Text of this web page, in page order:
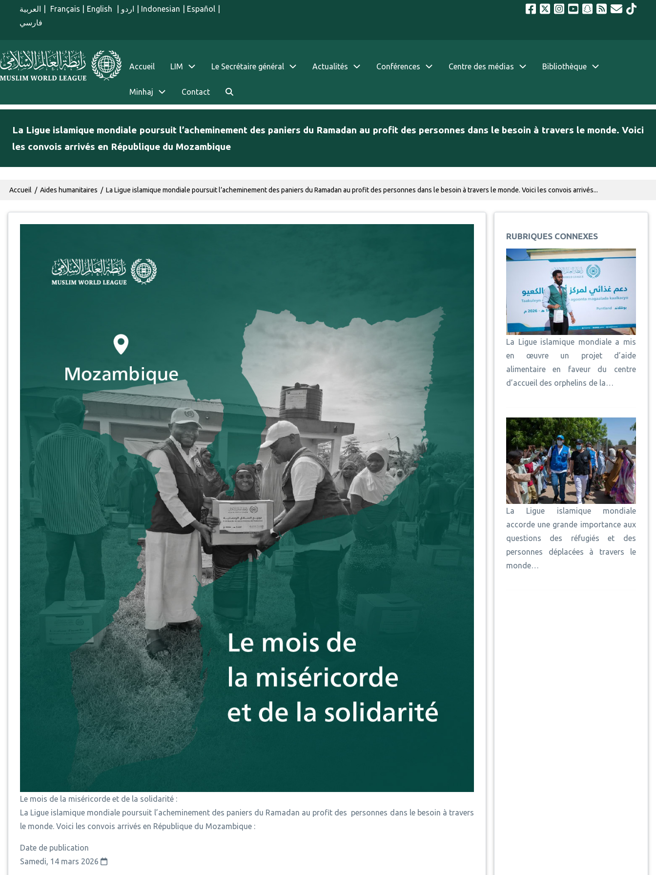
Aller au contenu principal
العربية Français English اردو Indonesian Español
فارسي
menu french
Accueil LIM Le Secrétaire général Actualités Conférences Centre des médias Bibliothèque
Minhaj Contact
La Ligue islamique mondiale poursuit l’acheminement des paniers du Ramadan au profit des personnes dans le besoin à travers le monde. Voici
les convois arrivés en République du Mozambique
Fil d'Ariane
Accueil Aides humanitaires La Ligue islamique mondiale poursuit l’acheminement des paniers du Ramadan au profit des personnes dans le besoin à travers le monde. Voici les convois arrivés...
Le mois de la miséricorde et de la solidarité :
La Ligue islamique mondiale poursuit l’acheminement des paniers du Ramadan au profit des personnes dans le besoin à travers
le monde. Voici les convois arrivés en République du Mozambique :
Date de publication
Samedi, 14 mars 2026
RUBRIQUES CONNEXES
La Ligue islamique mondiale a mis
en œuvre un projet d’aide
alimentaire en faveur du centre
d’accueil des orphelins de la…
La Ligue islamique mondiale
accorde une grande importance aux
questions des réfugiés et des
personnes déplacées à travers le
monde…